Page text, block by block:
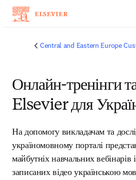
주
Central and Eastern Europe
Онлайн-тренінги
Elsevier для
На допомогу викладачам та
україномовному порталі
майбутніх навчальних вебінарів
записаних відео українською